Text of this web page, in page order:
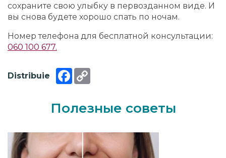
сохраните свою улыбку в первозданном виде. И
вы снова будете хорошо спать по ночам.
Номер телефона для бесплатной консультации:
060 100 677.
Distribuie Facebook
Полезные советы